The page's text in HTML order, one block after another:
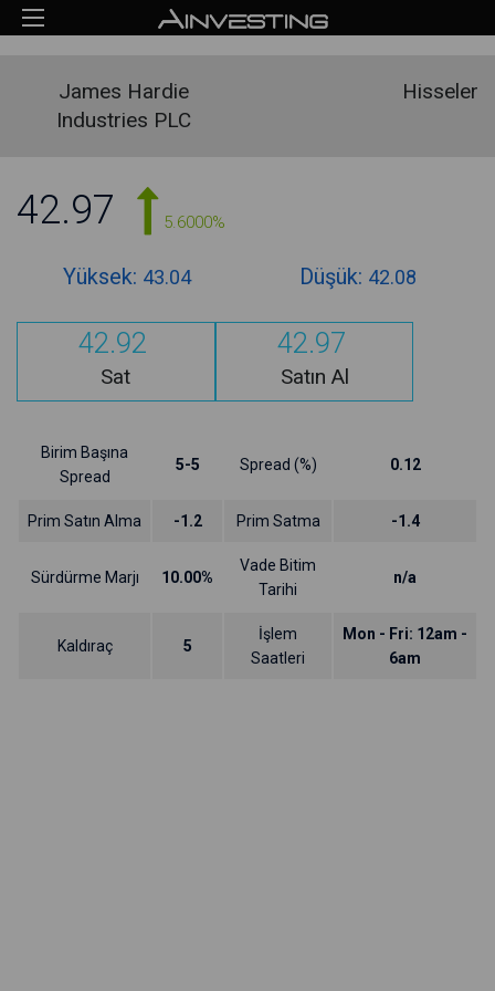
James Hardie
Industries PLC
Hisseler
42.97 5.6000%
Yüksek: 43.04 Düşük: 42.08
42.92
Sat
42.97
Satın Al
Birim Başına
Spread
5-5 Spread (%) 0.12
Prim Satın Alma -1.2 Prim Satma -1.4
Sürdürme Marjı 10.00%
Vade Bitim
Tarihi
n/a
Kaldıraç 5
İşlem
Saatleri
Mon - Fri: 12am -
6am